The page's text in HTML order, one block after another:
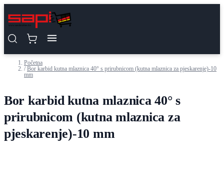
Početna
/ Bor karbid kutna mlaznica 40° s prirubnicom (kutna mlaznica za pjeskarenje)-10
mm
Bor karbid kutna mlaznica 40° s
prirubnicom (kutna mlaznica za
pjeskarenje)-10 mm